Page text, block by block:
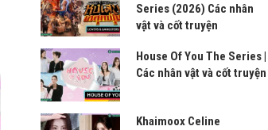
Series (2026) Các nhân
vật và cốt truyện
House Of You The Series |
Các nhân vật và cốt truyện
Khaimoox Celine